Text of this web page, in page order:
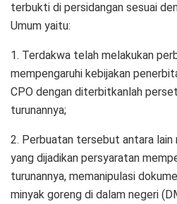
terbukti di persidangan sesuai
Umum yaitu:
1. Terdakwa telah melakukan
mempengaruhi kebijakan
CPO dengan diterbitkanlah
turunannya;
2. Perbuatan tersebut antara lain
yang dijadikan persyaratan
turunannya, memanipulasi
minyak goreng di dalam negeri